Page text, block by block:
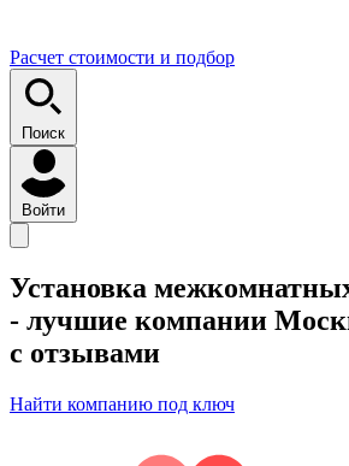
Расчет стоимости и подбор
Поиск
Войти
Установка
- лучшие компании
с отзывами
Найти компанию под ключ